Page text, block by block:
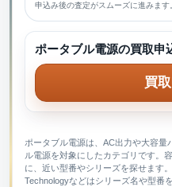
ポータブル電源は、AC出力や大容
ル電源を対象にしたカテゴリです。
に、近い型番やシリーズを探せます
Technologyなどはシリーズ名や型番
申込み後の査定がスムーズに進みます
ポータブル電源の買取申
買